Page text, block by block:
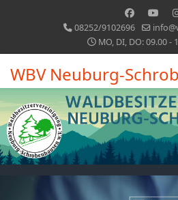
08252/9102696
MO, DI, DO: 09.00 -
WBV Neuburg-